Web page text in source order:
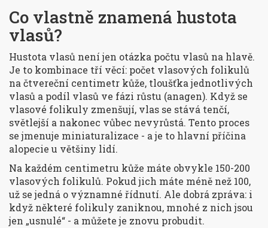
Co vlastně znamená hustota
vlasů?
Hustota vlasů není jen otázka počtu vlasů na hlavě.
Je to kombinace tří věcí: počet vlasových folikulů
na čtvereční centimetr kůže, tloušťka jednotlivých
vlasů a podíl vlasů ve fázi růstu (anagen). Když se
vlasové folikuly zmenšují, vlas se stává tenčí,
světlejší a nakonec vůbec nevyrůstá. Tento proces
se jmenuje miniaturalizace - a je to hlavní příčina
alopecie u většiny lidí.
Na každém centimetru kůže máte obvykle 150-200
vlasových folikulů. Pokud jich máte méně než 100,
už se jedná o významné řídnutí. Ale dobrá zpráva: i
když některé folikuly zaniknou, mnohé z nich jsou
jen „usnulé“ - a můžete je znovu probudit.